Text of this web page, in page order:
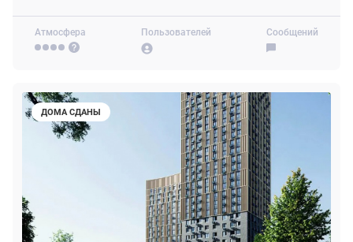
Атмосфера Пользователей Сообщений
ДОМА СДАНЫ